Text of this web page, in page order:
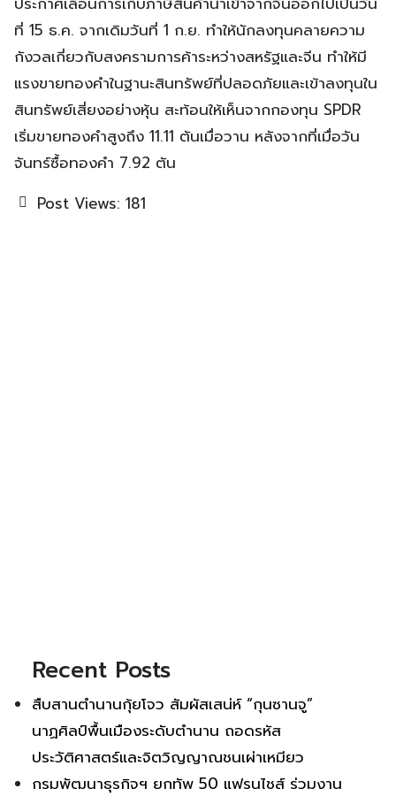
ที่ 15 ธ.ค. จากเดิมวันที่ 1 ก.ย. ทำให้นักลงทุนคลายความ
กังวลเกี่ยวกับสงครามการค้าระหว่างสหรัฐและจีน ทำให้มี
แรงขายทองคำในฐานะสินทรัพย์ที่ปลอดภัยและเข้าลงทุนใน
สินทรัพย์เสี่ยงอย่างหุ้น สะท้อนให้เห็นจากกองทุน SPDR
เริ่มขายทองคำสูงถึง 11.11 ตันเมื่อวาน หลังจากที่เมื่อวัน
จันทร์ซื้อทองคำ 7.92 ตัน
Post Views: 181
Recent Posts
สืบสานตำนานกุ้ยโจว สัมผัสเสน่ห์ “กุนซานจู”
นาฏศิลป์พื้นเมืองระดับตำนาน ถอดรหัส
ประวัติศาสตร์และจิตวิญญาณชนเผ่าเหมียว
กรมพัฒนาธุรกิจฯ ยกทัพ 50 แฟรนไชส์ ร่วมงาน